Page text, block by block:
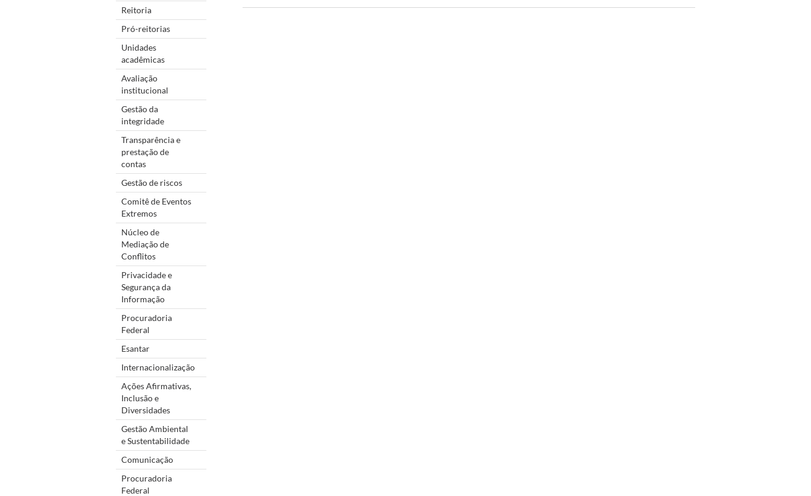
Reitoria
Pró-reitorias
Unidades
acadêmicas
Avaliação
institucional
Gestão da
integridade
Transparência e
prestação de
contas
Gestão de riscos
Comitê de Eventos
Extremos
Núcleo de
Mediação de
Conflitos
Privacidade e
Segurança da
Informação
Procuradoria
Federal
Esantar
Internacionalização
Ações Afirmativas,
Inclusão e
Diversidades
Gestão Ambiental
e Sustentabilidade
Comunicação
Procuradoria
Federal